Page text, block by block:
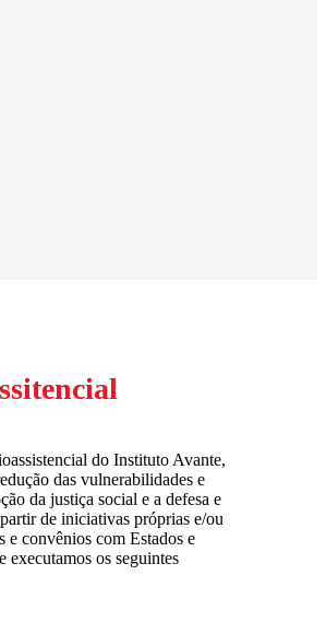
do Instituto Avante,
das vulnerabilidades e
da justiça social e a defesa e
de iniciativas próprias e/ou
e convênios com Estados e
os seguintes